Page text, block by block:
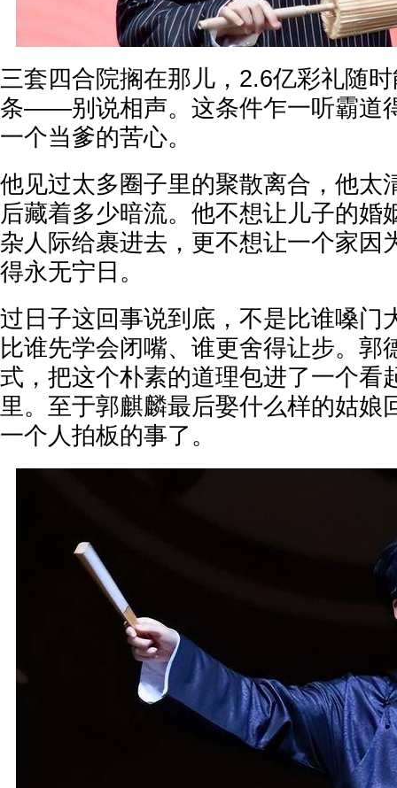
三套四合院搁在那儿，2.6亿彩礼随
条——别说相声。这条件乍一听霸道
一个当爹的苦心。
他见过太多圈子里的聚散离合，他太
后藏着多少暗流。他不想让儿子的婚
杂人际给裹进去，更不想让一个家因
得永无宁日。
过日子这回事说到底，不是比谁嗓门
比谁先学会闭嘴、谁更舍得让步。郭
式，把这个朴素的道理包进了一个看
里。至于郭麒麟最后娶什么样的姑娘
一个人拍板的事了。